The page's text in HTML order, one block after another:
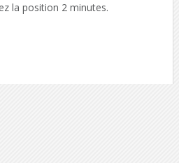
la position 2 minutes.